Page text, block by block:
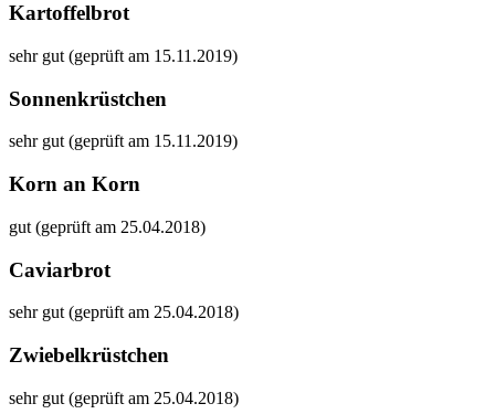
Kartoffelbrot
sehr gut (geprüft am 15.11.2019)
Sonnenkrüstchen
sehr gut (geprüft am 15.11.2019)
Korn an Korn
gut (geprüft am 25.04.2018)
Caviarbrot
sehr gut (geprüft am 25.04.2018)
Zwiebelkrüstchen
sehr gut (geprüft am 25.04.2018)